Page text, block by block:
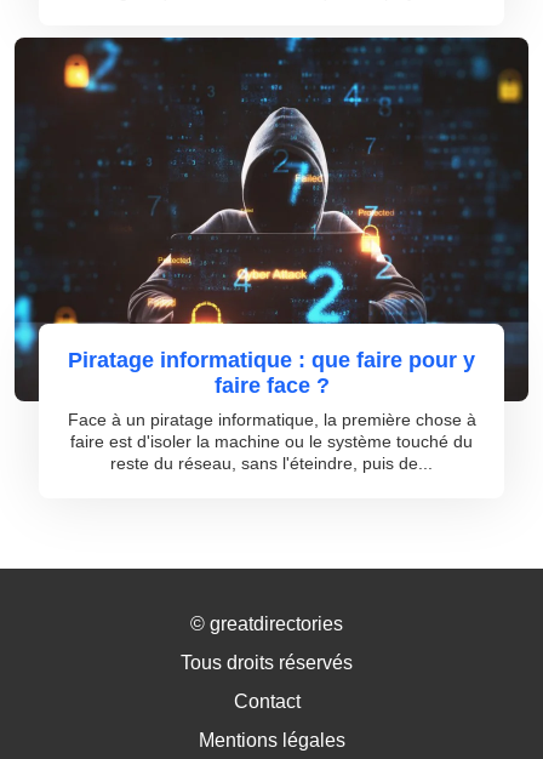
Piratage informatique : que faire pour y
faire face ?
Face à un piratage informatique, la première chose à
faire est d'isoler la machine ou le système touché du
reste du réseau, sans l'éteindre, puis de...
© greatdirectories
Tous droits réservés
Contact
Mentions légales